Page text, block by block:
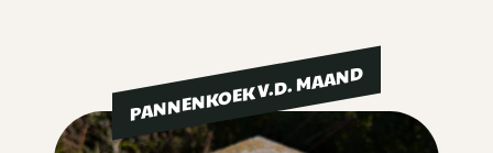
PANNENKOEK V.D. MAAND